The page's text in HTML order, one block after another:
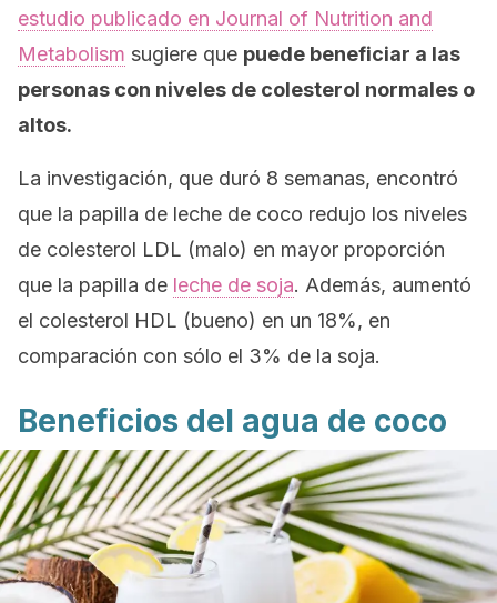
estudio publicado en Journal of Nutrition and
Metabolism sugiere que puede beneficiar a las
personas con niveles de colesterol normales o
altos.
La investigación, que duró 8 semanas, encontró
que la papilla de leche de coco redujo los niveles
de colesterol LDL (malo) en mayor proporción
que la papilla de leche de soja. Además, aumentó
el colesterol HDL (bueno) en un 18%, en
comparación con sólo el 3% de la soja.
Beneficios del agua de coco